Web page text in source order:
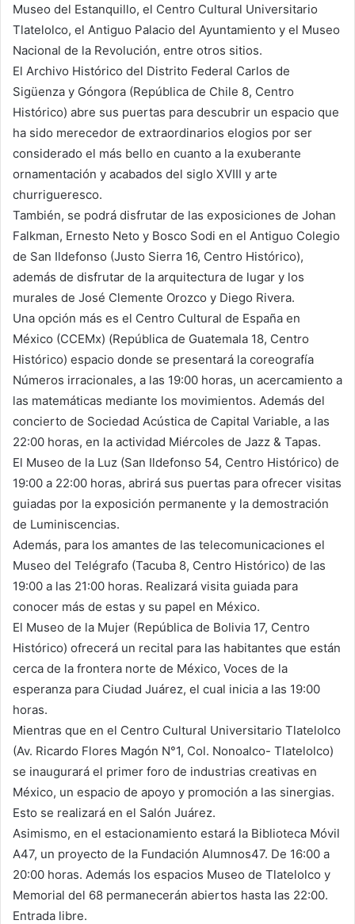
Museo del Estanquillo, el Centro Cultural Universitario
Tlatelolco, el Antiguo Palacio del Ayuntamiento y el Museo
Nacional de la Revolución, entre otros sitios.
El Archivo Histórico del Distrito Federal Carlos de
Sigüenza y Góngora (República de Chile 8, Centro
Histórico) abre sus puertas para descubrir un espacio que
ha sido merecedor de extraordinarios elogios por ser
considerado el más bello en cuanto a la exuberante
ornamentación y acabados del siglo XVIII y arte
churrigueresco.
También, se podrá disfrutar de las exposiciones de Johan
Falkman, Ernesto Neto y Bosco Sodi en el Antiguo Colegio
de San Ildefonso (Justo Sierra 16, Centro Histórico),
además de disfrutar de la arquitectura de lugar y los
murales de José Clemente Orozco y Diego Rivera.
Una opción más es el Centro Cultural de España en
México (CCEMx) (República de Guatemala 18, Centro
Histórico) espacio donde se presentará la coreografía
Números irracionales, a las 19:00 horas, un acercamiento a
las matemáticas mediante los movimientos. Además del
concierto de Sociedad Acústica de Capital Variable, a las
22:00 horas, en la actividad Miércoles de Jazz & Tapas.
El Museo de la Luz (San Ildefonso 54, Centro Histórico) de
19:00 a 22:00 horas, abrirá sus puertas para ofrecer visitas
guiadas por la exposición permanente y la demostración
de Luminiscencias.
Además, para los amantes de las telecomunicaciones el
Museo del Telégrafo (Tacuba 8, Centro Histórico) de las
19:00 a las 21:00 horas. Realizará visita guiada para
conocer más de estas y su papel en México.
El Museo de la Mujer (República de Bolivia 17, Centro
Histórico) ofrecerá un recital para las habitantes que están
cerca de la frontera norte de México, Voces de la
esperanza para Ciudad Juárez, el cual inicia a las 19:00
horas.
Mientras que en el Centro Cultural Universitario Tlatelolco
(Av. Ricardo Flores Magón N°1, Col. Nonoalco- Tlatelolco)
se inaugurará el primer foro de industrias creativas en
México, un espacio de apoyo y promoción a las sinergias.
Esto se realizará en el Salón Juárez.
Asimismo, en el estacionamiento estará la Biblioteca Móvil
A47, un proyecto de la Fundación Alumnos47. De 16:00 a
20:00 horas. Además los espacios Museo de Tlatelolco y
Memorial del 68 permanecerán abiertos hasta las 22:00.
Entrada libre.